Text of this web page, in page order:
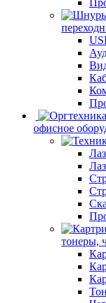
офисное
тонеры,